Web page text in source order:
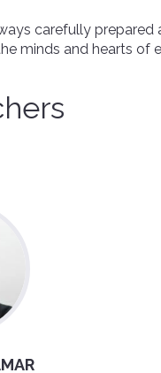
carefully prepared
minds and hearts of